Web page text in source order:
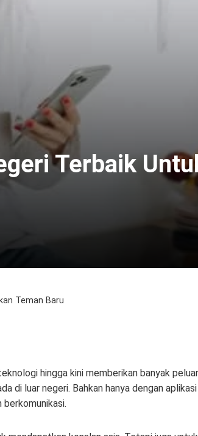
Terbaik
Teman Baru
hingga kini memberikan banyak
di luar negeri. Bahkan hanya dengan aplikasi
berkomunikasi.